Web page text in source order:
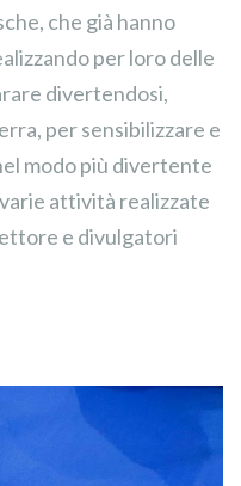
che già hanno
per loro delle
divertendosi,
per sensibilizzare e
modo più divertente
attività realizzate
e divulgatori